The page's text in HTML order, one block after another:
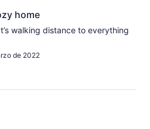
home
walking distance to everything
de 2022